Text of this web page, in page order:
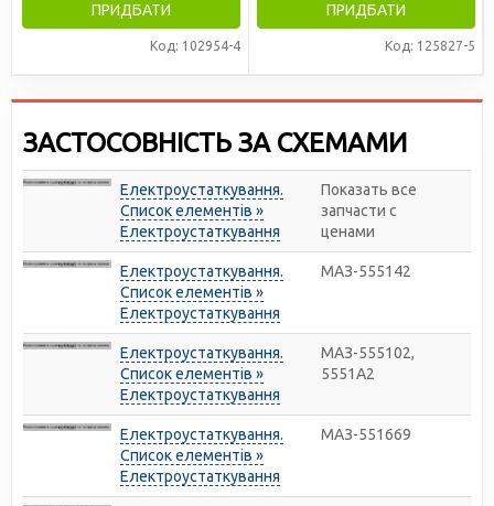
ПРИДБАТИ
Код: 102954-4
ПРИДБАТИ
Код: 125827-5
ЗАСТОСОВНІСТЬ ЗА СХЕМАМИ
Електроустаткування.
Список елементів »
Електроустаткування
Показать все
запчасти с
ценами
Електроустаткування.
Список елементів »
Електроустаткування
МАЗ-555142
Електроустаткування.
Список елементів »
Електроустаткування
МАЗ-555102,
5551А2
Електроустаткування.
Список елементів »
Електроустаткування
МАЗ-551669